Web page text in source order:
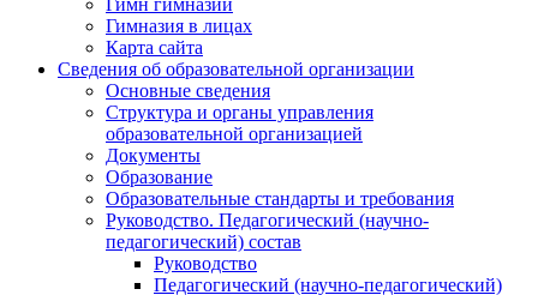
Гимн гимназии
Гимназия в лицах
Карта сайта
Сведения об образовательной организации
Основные сведения
Структура и органы управления
образовательной организацией
Документы
Образование
Образовательные стандарты и требования
Руководство. Педагогический (научно-
педагогический) состав
Руководство
Педагогический (научно-педагогический)